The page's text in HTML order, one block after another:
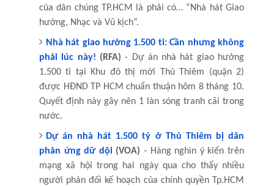
của dân chúng TP.HCM là phải có… “Nhà hát Giao
hưởng, Nhạc và Vũ kịch”.
Nhà hát giao hưởng 1.500 tỉ: Cần nhưng không
phải lúc này! (RFA) - Dự án nhà hát giao hưởng
1.500 tỉ tại Khu đô thị mới Thủ Thiêm (quận 2)
được HĐND TP HCM chuẩn thuận hôm 8 tháng 10.
Quyết định này gây nên 1 làn sóng tranh cãi trong
nước.
Dự án nhà hát 1.500 tỷ ở Thủ Thiêm bị dân
phản ứng dữ dội(VOA) - Hàng nghìn ý kiến trên
mạng xã hội trong hai ngày qua cho thấy nhiều
người phản đối kế hoạch của chính quyền Tp.HCM